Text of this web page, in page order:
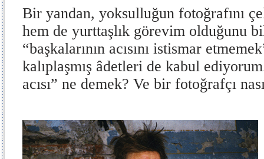
Bir yandan, yoksulluğun fotoğrafını
hem de yurttaşlık görevim olduğunu
“başkalarının acısını istismar
kalıplaşmış âdetleri de kabul
acısı” ne demek? Ve bir fotoğrafçı